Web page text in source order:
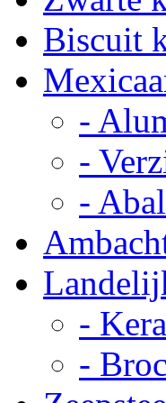
Biscuit
-
-
-
-
-